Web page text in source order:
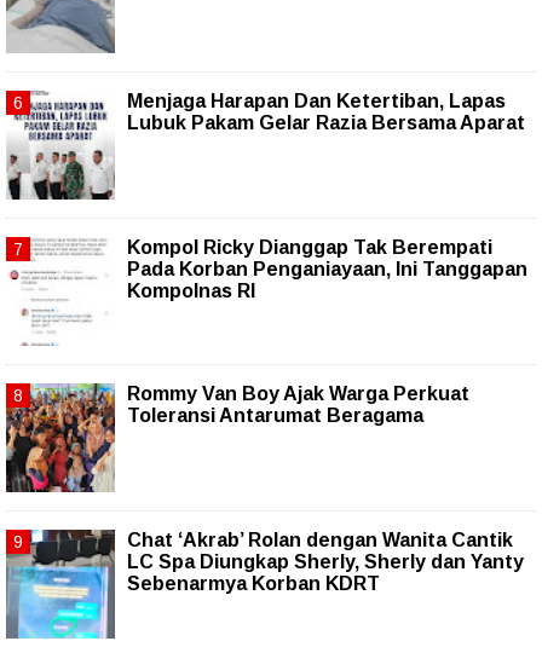
Menjaga Harapan Dan Ketertiban, Lapas
Lubuk Pakam Gelar Razia Bersama Aparat
Kompol Ricky Dianggap Tak Berempati
Pada Korban Penganiayaan, Ini Tanggapan
Kompolnas RI
Rommy Van Boy Ajak Warga Perkuat
Toleransi Antarumat Beragama
Chat ‘Akrab’ Rolan dengan Wanita Cantik
LC Spa Diungkap Sherly, Sherly dan Yanty
Sebenarmya Korban KDRT